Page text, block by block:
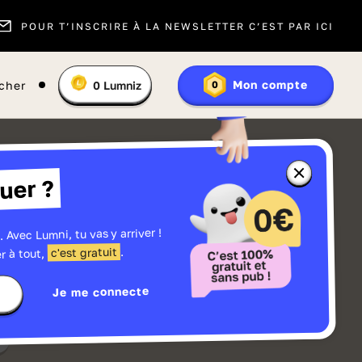
POUR T’INSCRIRE À LA NEWSLETTER C’EST PAR ICI
En
savoir
plus
les
Vous
:
0 Lumniz 0 Mon compte
Fermer
la
fenêtre
sur
Lumniz
?
Lumni, tu vas y arriver !
à tout, c'est gratuit .
Je me connecte